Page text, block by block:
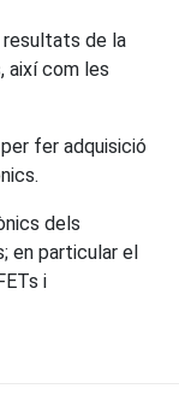
resultats de la
així com les
fer adquisició
dels
en particular el
i